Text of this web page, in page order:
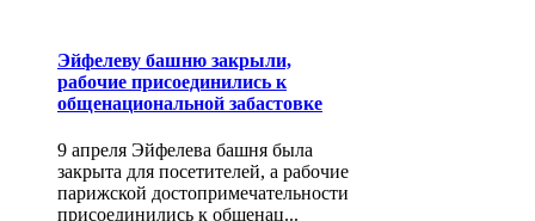
Эйфелеву башню закрыли,
рабочие присоединились к
общенациональной забастовке
9 апреля Эйфелева башня была
закрыта для посетителей, а рабочие
парижской достопримечательности
присоединились к общенац...